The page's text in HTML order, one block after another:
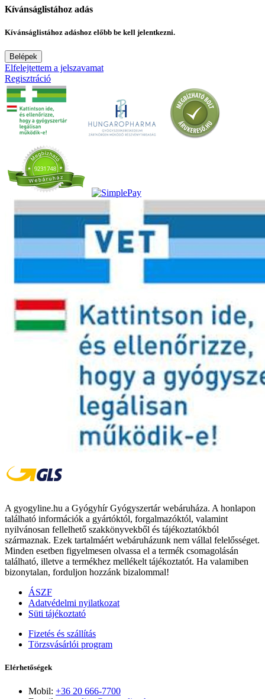
Kívánságlistához adás
Kívánságlistához adáshoz előbb be kell jelentkezni.
Belépek
Elfelejtettem a jelszavamat
Regisztráció
A gyogyline.hu a Gyógyhír Gyógyszertár webáruháza. A honlapon
található információk a gyártóktól, forgalmazóktól, valamint
nyilvánosan fellelhető szakkönyvekből és tájékoztatókból
származnak. Ezek tartalmáért webáruházunk nem vállal felelősséget.
Minden esetben figyelmesen olvassa el a termék csomagolásán
található, illetve a termékhez mellékelt tájékoztatót. Ha valamiben
bizonytalan, forduljon hozzánk bizalommal!
ÁSZF
Adatvédelmi nyilatkozat
Süti tájékoztató
Fizetés és szállítás
Törzsvásárlói program
Elérhetőségek
Mobil: +36 20 666-7700